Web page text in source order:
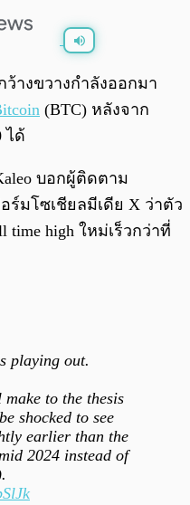
0:00
างขวางกำลังออกมา
(BTC) หลังจาก
ได้
บอกผู้ติดตาม
ร์มโซเชียลมีเดีย X ว่าตัว
time high ใหม่เร็วกว่าที่
playing out.
to the thesis
shocked to see
earlier than the
2024 instead of